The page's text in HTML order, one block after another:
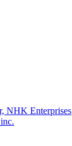
NHK Enterprises